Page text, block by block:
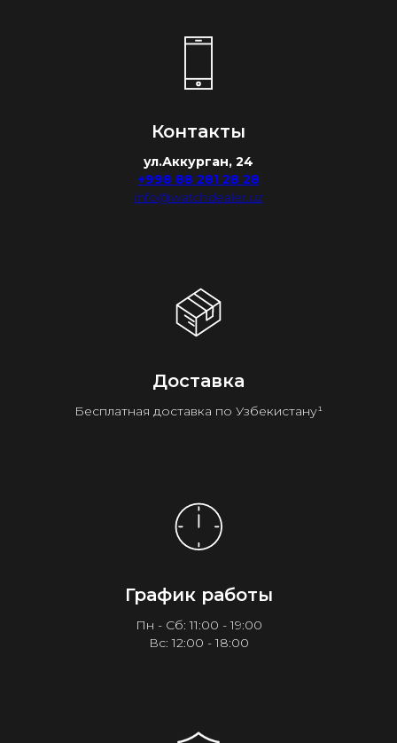
Контакты
ул.Аккурган, 24
+998 88 281 28 28
info@watchdealer.uz
Доставка
Бесплатная доставка по Узбекистану¹
График работы
Пн - Сб: 11:00 - 19:00
Вс: 12:00 - 18:00